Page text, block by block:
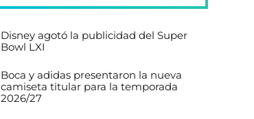
Disney agotó la publicidad del Super
Bowl LXI
Boca y adidas presentaron la nueva
camiseta titular para la temporada
2026/27